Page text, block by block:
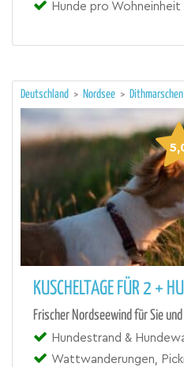
Hunde pro Wohneinheit
Deutschland > Nordsee > Dithmarschen
KUSCHELTAGE FÜR 2 +
Frischer Nordseewind für Sie
Hundestrand &
Wattwanderungen,